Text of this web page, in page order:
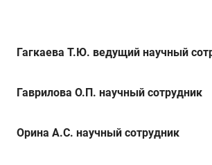
Гагкаева Т.Ю. ведущий научный
Гаврилова О.П. научный сотрудник
Орина А.С. научный сотрудник